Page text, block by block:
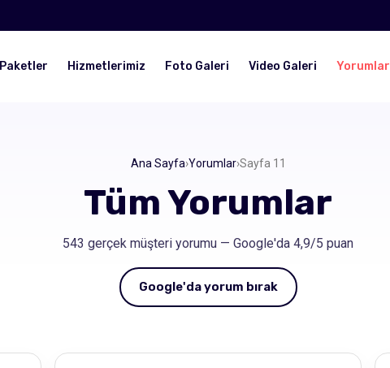
Paketler Hizmetlerimiz Foto Galeri Video Galeri Yorumlar
Ana Sayfa›Yorumlar›Sayfa 11
Tüm Yorumlar
543 gerçek müşteri yorumu — Google'da 4,9/5 puan
Google'da yorum bırak